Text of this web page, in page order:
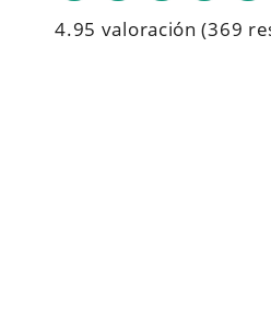
4.95 valoración (369